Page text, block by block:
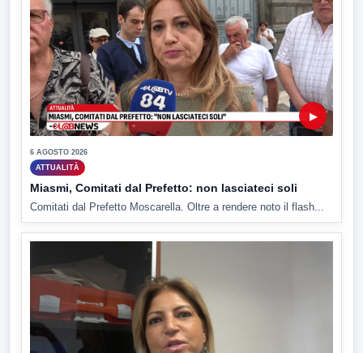
▶
6 AGOSTO 2026
ATTUALITÀ
Miasmi, Comitati dal Prefetto: non lasciateci soli
Comitati dal Prefetto Moscarella. Oltre a rendere noto il flash...